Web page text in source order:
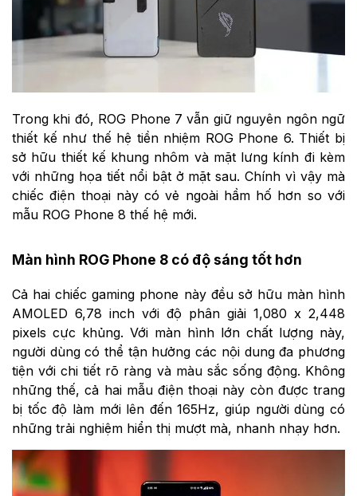
Trong khi đó, ROG Phone 7 vẫn giữ nguyên ngôn ngữ
thiết kế như thế hệ tiền nhiệm ROG Phone 6. Thiết bị
sở hữu thiết kế khung nhôm và mặt lưng kính đi kèm
với những họa tiết nổi bật ở mặt sau. Chính vì vậy mà
chiếc điện thoại này có vẻ ngoài hầm hố hơn so với
mẫu ROG Phone 8 thế hệ mới.
Màn hình ROG Phone 8 có độ sáng tốt hơn
Cả hai chiếc gaming phone này đều sở hữu màn hình
AMOLED 6,78 inch với độ phân giải 1,080 x 2,448
pixels cực khủng. Với màn hình lớn chất lượng này,
người dùng có thể tận hưởng các nội dung đa phương
tiện với chi tiết rõ ràng và màu sắc sống động. Không
những thế, cả hai mẫu điện thoại này còn được trang
bị tốc độ làm mới lên đến 165Hz, giúp người dùng có
những trải nghiệm hiển thị mượt mà, nhanh nhạy hơn.